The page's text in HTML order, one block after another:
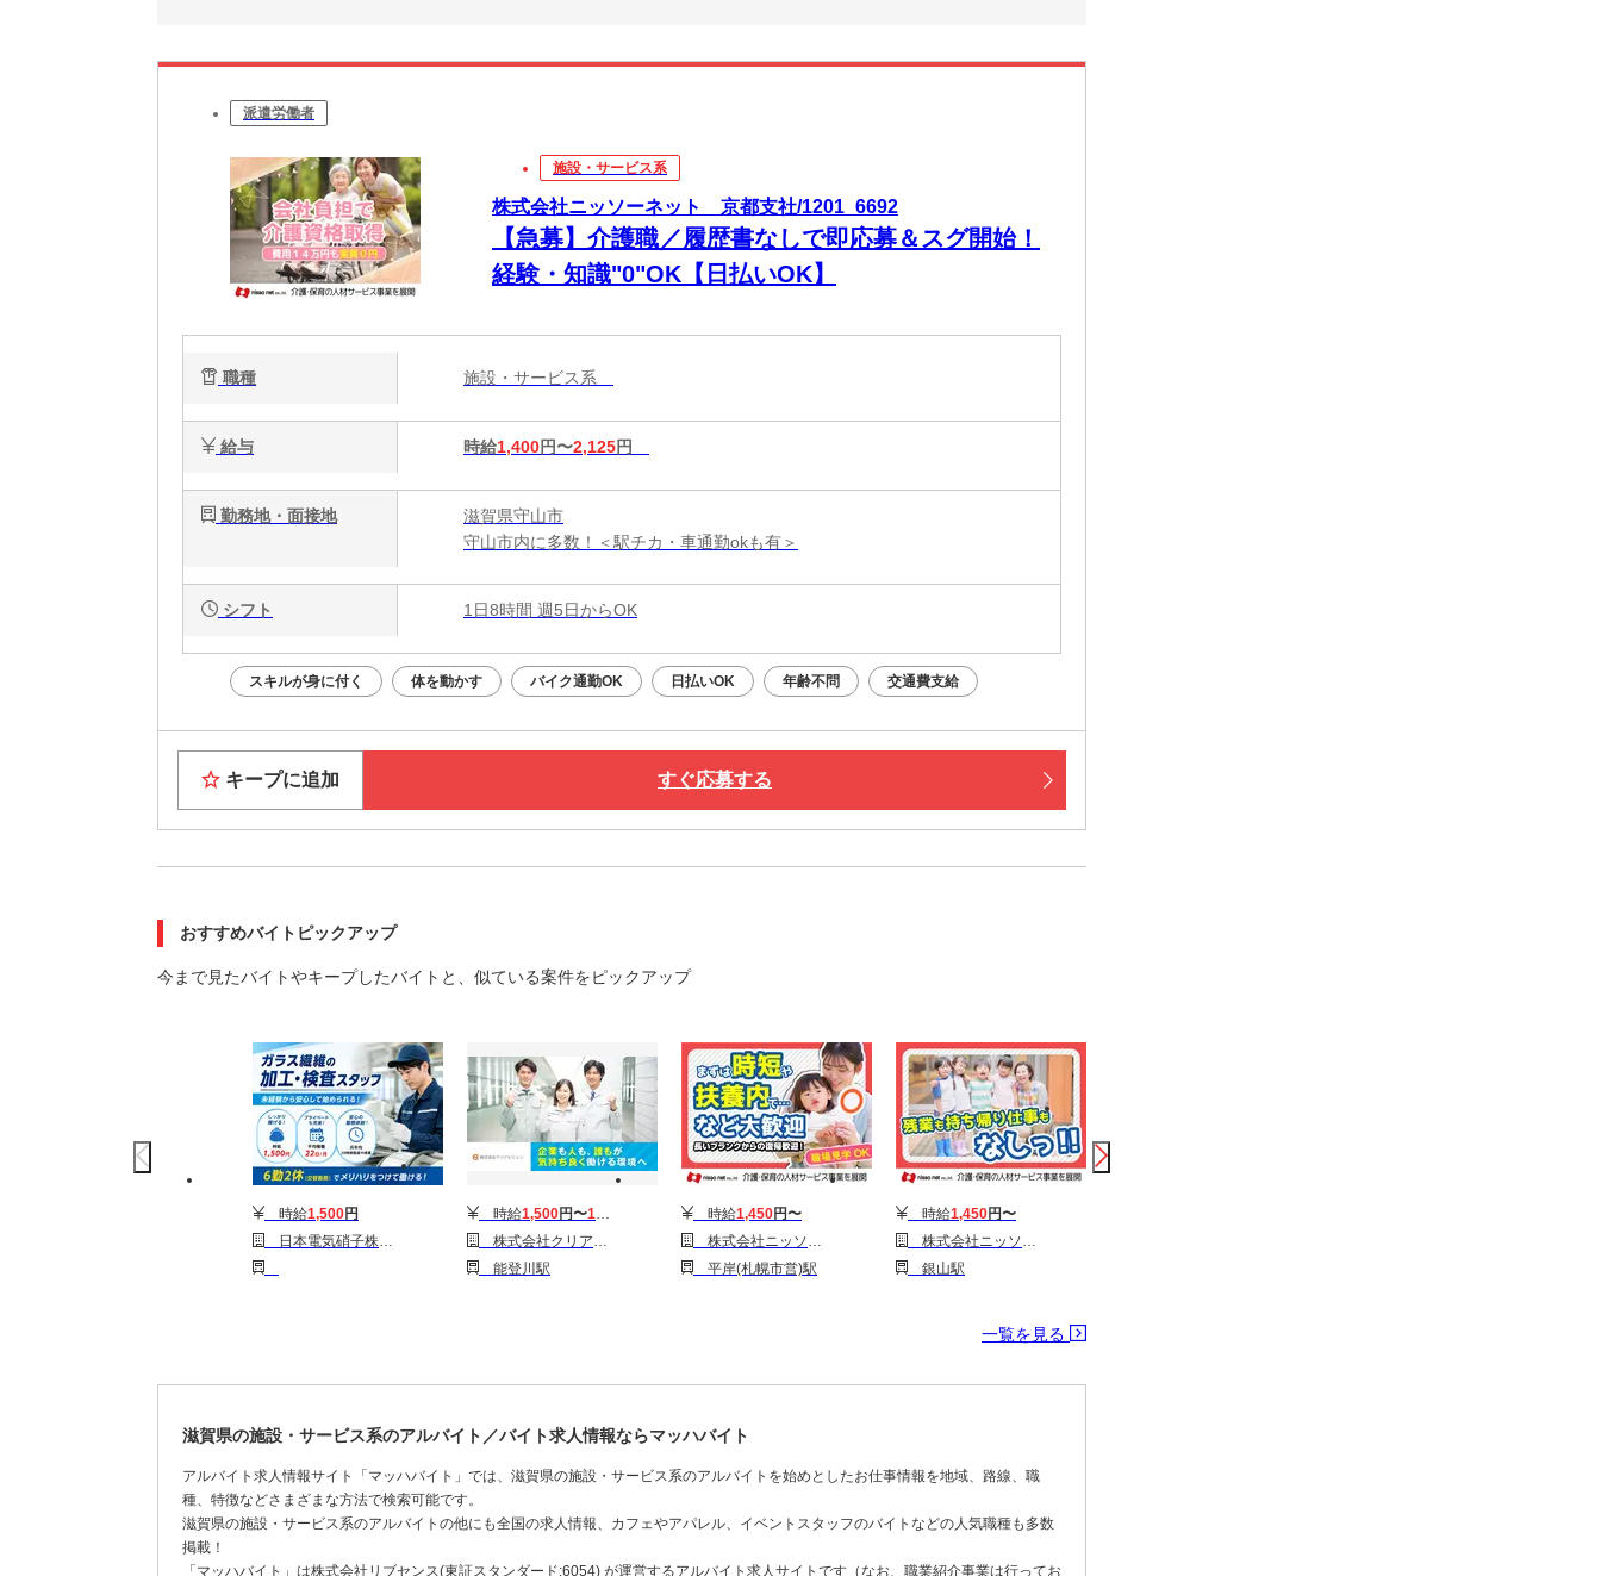
派遣労働者
施設・サービス系
株式会社ニッソーネット 京都支社/1201_6692
【急募】介護職／履歴書なしで即応募＆スグ開始！
経験・知識"0"OK【日払いOK】
職種 施設・サービス系
給与 時給1,400円〜2,125円
勤務地・面接地
滋賀県守山市
守山市内に多数！＜駅チカ・車通勤okも有＞
シフト 1日8時間 週5日からOK
スキルが身に付く 体を動かす バイク通勤OK 日払いOK 年齢不問 交通費支給
キープに追加 すぐ応募する
おすすめバイトピックアップ
今まで見たバイトやキープしたバイトと、似ている案件をピックアップ
時給1,500円
日本電気硝子株式会社 ガラス繊維事業本部 ガラス繊維事業部 加工部
時給1,500円〜1,875
株式会社クリアビジョン84(08)
能登川駅
時給1,450円〜
株式会社ニッソーネット 札幌支社/1201_3284
平岸(札幌市営)駅
時給1,450円〜
株式会社ニッソーネット 札幌支社/1201_3309
銀山駅
一覧を見る
滋賀県の施設・サービス系のアルバイト／バイト求人情報ならマッハバイト
アルバイト求人情報サイト「マッハバイト」では、滋賀県の施設・サービス系のアルバイトを始めとしたお仕事情報を地域、路線、職
種、特徴などさまざまな方法で検索可能です。
滋賀県の施設・サービス系のアルバイトの他にも全国の求人情報、カフェやアパレル、イベントスタッフのバイトなどの人気職種も多数
掲載！
「マッハバイト」は株式会社リブセンス(東証スタンダード:6054) が運営するアルバイト求人サイトです（なお、職業紹介事業は行ってお